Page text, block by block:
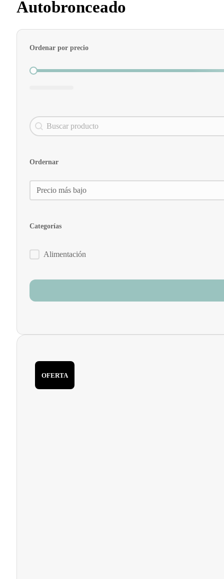
Autobronceado
Ordenar por precio
Ordenar por precio
Buscador
Search content
Ordernar
Ordernar
Categorías
CategoríasAlimentación
OFERTA